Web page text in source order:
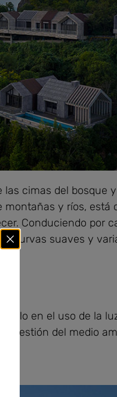
las cimas del bosque
montañas y ríos, está
Conduciendo por
curvas suaves y
sólo en el uso de la
gestión del medio